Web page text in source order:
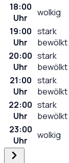
18:00
Uhr
wolkig
19:00
Uhr
stark
bewölkt
20:00
Uhr
stark
bewölkt
21:00
Uhr
stark
bewölkt
22:00
Uhr
stark
bewölkt
23:00
Uhr
wolkig